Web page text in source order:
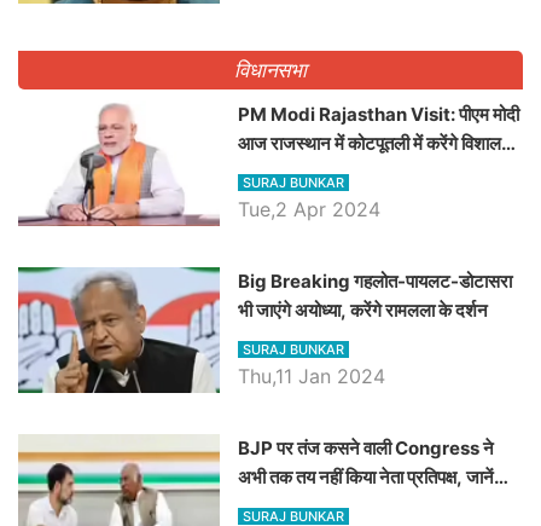
विधानसभा
PM Modi Rajasthan Visit: पीएम मोदी
आज राजस्थान में कोटपूतली में करेंगे विशाल
रैली, एक सभा से 8 सीटों पर साधेगें निशाना
SURAJ BUNKAR
Tue,2 Apr 2024
Big Breaking गहलोत-पायलट-डोटासरा
भी जाएंगे अयोध्या, करेंगे रामलला के दर्शन
SURAJ BUNKAR
Thu,11 Jan 2024
BJP पर तंज कसने वाली Congress ने
अभी तक तय नहीं किया नेता प्रतिपक्ष, जानें
कौन होगा दावेदार
SURAJ BUNKAR